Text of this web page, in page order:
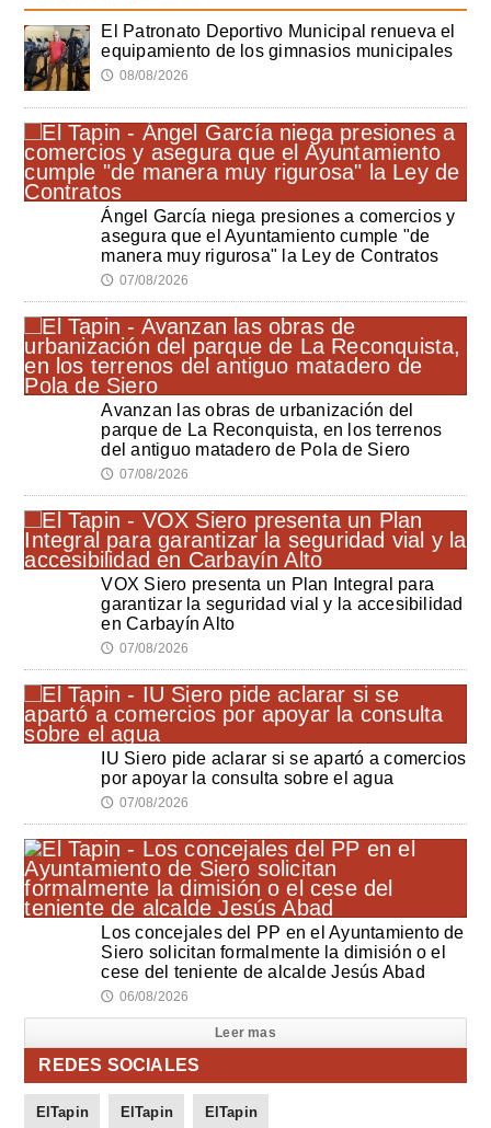
El Patronato Deportivo Municipal renueva el
equipamiento de los gimnasios municipales
🕔 08/08/2026
Ángel García niega presiones a comercios y
asegura que el Ayuntamiento cumple "de
manera muy rigurosa" la Ley de Contratos
🕔 07/08/2026
Avanzan las obras de urbanización del
parque de La Reconquista, en los terrenos
del antiguo matadero de Pola de Siero
🕔 07/08/2026
VOX Siero presenta un Plan Integral para
garantizar la seguridad vial y la accesibilidad
en Carbayín Alto
🕔 07/08/2026
IU Siero pide aclarar si se apartó a comercios
por apoyar la consulta sobre el agua
🕔 07/08/2026
Los concejales del PP en el Ayuntamiento de
Siero solicitan formalmente la dimisión o el
cese del teniente de alcalde Jesús Abad
🕔 06/08/2026
Leer mas
REDES SOCIALES
ElTapin ElTapin ElTapin